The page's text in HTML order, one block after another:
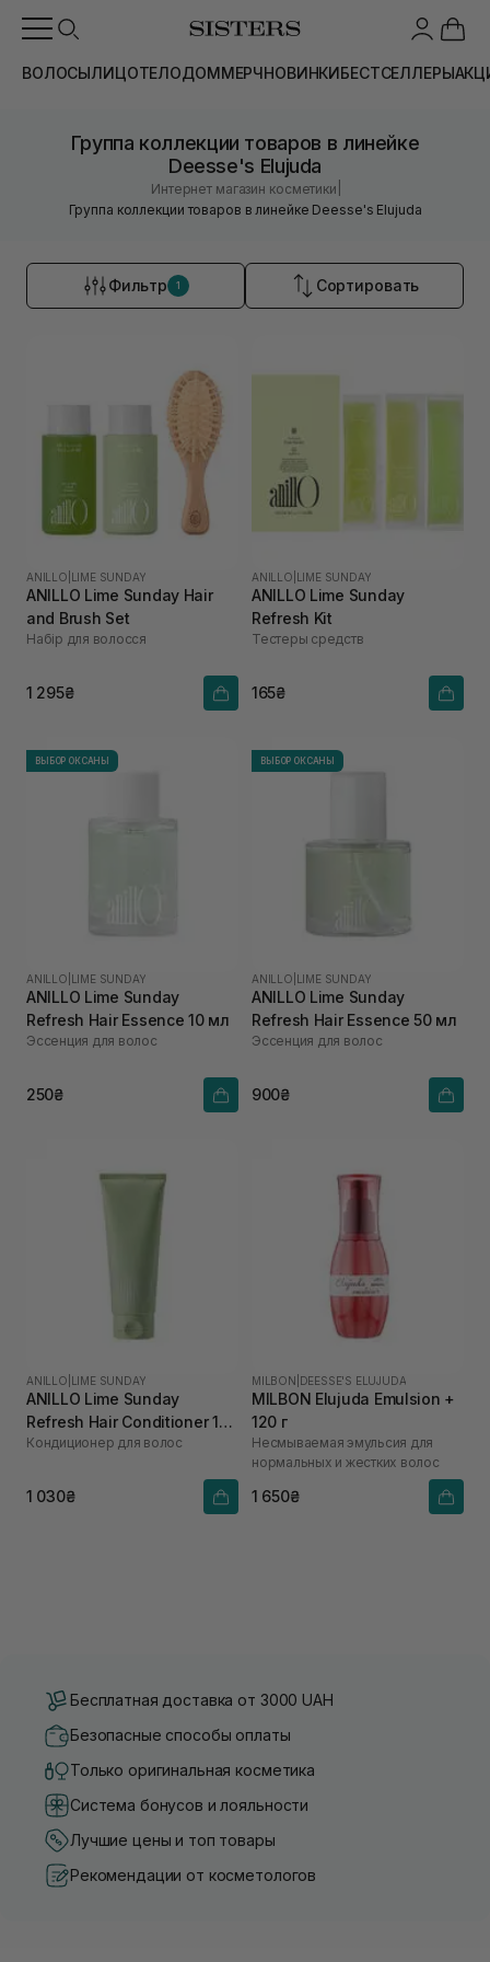
ВОЛОСЫЛИЦОТЕЛОДОММЕРЧНОВИНКИБЕСТСЕЛЛЕРЫ
Группа коллекции товаров в линейке
Deesse's Elujuda
Интернет магазин косметики
Группа коллекции товаров в линейке Deesse's Elujuda
Фильтр 1 Сортировать
ANILLO LIME SUNDAY
ANILLO Lime Sunday Hair
and Brush Set
Набір для волосся
1 295₴
ANILLO LIME SUNDAY
ANILLO Lime Sunday
Refresh Kit
Тестеры средств
165₴
ВЫБОР ОКСАНЫ
ANILLO LIME SUNDAY
ANILLO Lime Sunday
Refresh Hair Essence 10 мл
Эссенция для волос
250₴
ВЫБОР ОКСАНЫ
ANILLO LIME SUNDAY
ANILLO Lime Sunday
Refresh Hair Essence 50 мл
Эссенция для волос
900₴
ANILLO LIME SUNDAY
ANILLO Lime Sunday
Refresh Hair Conditioner 150
мл
Кондиционер для волос
1 030₴
MILBON DEESSE'S ELUJUDA
MILBON Elujuda Emulsion +
120 г
Несмываемая эмульсия для
нормальных и жестких волос
1 650₴
Бесплатная доставка от 3000 UAH
Безопасные способы оплаты
Только оригинальная косметика
Система бонусов и лояльности
Лучшие цены и топ товары
Рекомендации от косметологов